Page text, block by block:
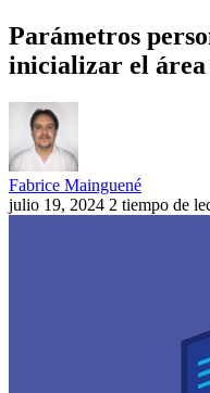
Parámetros
inicializar el área
Fabrice Mainguené
julio 19, 2024 2 tiempo de